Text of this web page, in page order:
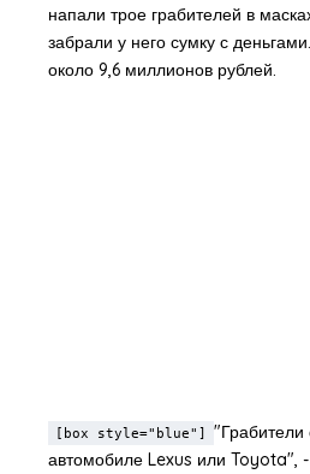
напали трое грабителей в
забрали у него сумку с
около 9,6 миллионов рублей.
[box style="blue"]
"Грабители
автомобиле Lexus или Toyota", -